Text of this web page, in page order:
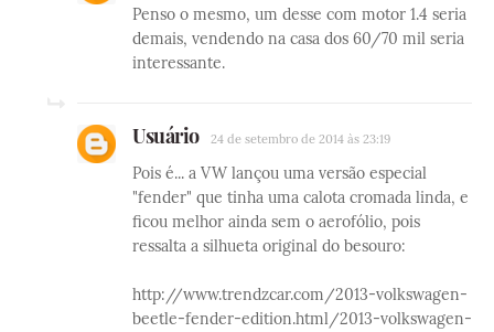
Penso o mesmo, um desse com motor 1.4 seria
demais, vendendo na casa dos 60/70 mil seria
interessante.
Usuário 24 de setembro de 2014 às 23:19
Pois é... a VW lançou uma versão especial
"fender" que tinha uma calota cromada linda, e
ficou melhor ainda sem o aerofólio, pois
ressalta a silhueta original do besouro:
http://www.trendzcar.com/2013-volkswagen-
beetle-fender-edition.html/2013-volkswagen-